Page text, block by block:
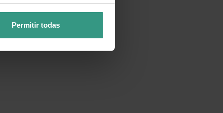
Permitir todas